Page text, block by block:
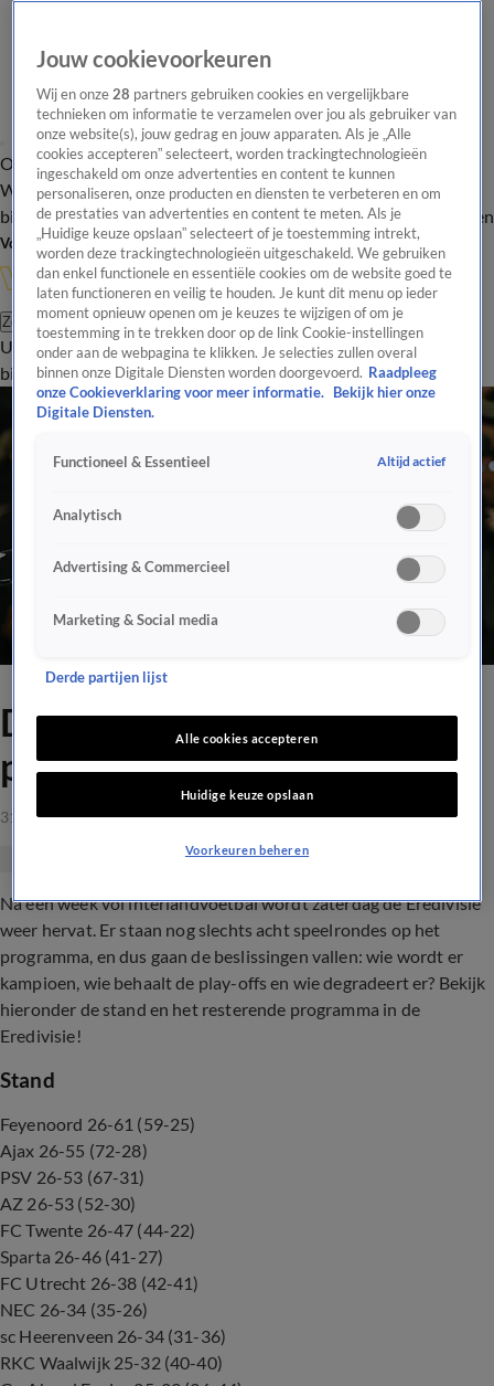
Overzicht Onze programma's Uitzendingen Onze gezichten
In de
WandelgangenInterviewsUitzending
bijwonenPodcastShopVeelgestelde vragenKijkersvraag insturen
Volg Vandaag Inside
Zoeken
UitzendingenVandaag InsideDe OranjezomerShopUitzending
bijwonen
Dit is het resterende
programma in de Eredivisie
31 mrt 2023, 12:29
Na een week vol interlandvoetbal wordt zaterdag de Eredivisie
weer hervat. Er staan nog slechts acht speelrondes op het
programma, en dus gaan de beslissingen vallen: wie wordt er
kampioen, wie behaalt de play-offs en wie degradeert er? Bekijk
hieronder de stand en het resterende programma in de
Eredivisie!
Stand
Feyenoord 26-61 (59-25)
Ajax 26-55 (72-28)
PSV 26-53 (67-31)
AZ 26-53 (52-30)
FC Twente 26-47 (44-22)
Sparta 26-46 (41-27)
FC Utrecht 26-38 (42-41)
NEC 26-34 (35-26)
sc Heerenveen 26-34 (31-36)
RKC Waalwijk 25-32 (40-40)
Jouw cookievoorkeuren
Wij en onze28 partners gebruiken cookies en vergelijkbare
technieken om informatie te verzamelen over jou als gebruiker van
onze website(s), jouw gedrag en jouw apparaten. Als je „Alle
cookies accepteren” selecteert, worden trackingtechnologieën
ingeschakeld om onze advertenties en content te kunnen
personaliseren, onze producten en diensten te verbeteren en om
de prestaties van advertenties en content te meten. Als je
„Huidige keuze opslaan” selecteert of je toestemming intrekt,
worden deze trackingtechnologieën uitgeschakeld. We gebruiken
dan enkel functionele en essentiële cookies om de website goed te
laten functioneren en veilig te houden. Je kunt dit menu op ieder
moment opnieuw openen om je keuzes te wijzigen of om je
toestemming in te trekken door op de link Cookie-instellingen
onder aan de webpagina te klikken. Je selecties zullen overal
binnen onze Digitale Diensten worden doorgevoerd. Raadpleeg
onze Cookieverklaring voor meer informatie.
Bekijk hier onze
Digitale Diensten.
Functioneel & Essentieel Altijd actief
Analytisch
Advertising & Commercieel
Marketing & Social media
Derde partijen lijst
Alle cookies accepteren
Huidige keuze opslaan
Voorkeuren beheren